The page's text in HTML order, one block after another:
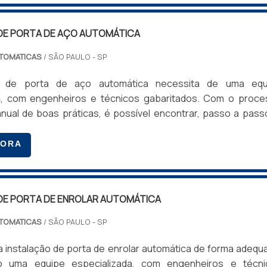
e fazemos testes de funcionamento para garantir que
SUAVE
escolha um fornecedor confiável. A Casa das portas
portão até a manutenção pós-instalação.
prolongar a vida útil do seu portão automático.
lubrificação das partes móveis.
DE PORTÕES AUTOMÁTICOS?
e as especificações do sistema de automação.
PORTA DE AÇO AUTOMÁTICA
/ SÃO PAULO - SP
de porta de aço automática necessita de uma
com engenheiros e técnicos gabaritados. Com o
de boas práticas, é possível encontrar, passo a
e acabamentos adequados.O manual de
ISO 9001:2000 e, por isso, está de acordo com todas
PORTA DE ENROLAR AUTOMÁTICA
/ SÃO PAULO - SP
instalação de porta de enrolar automática de forma
uma equipe especializada, com engenheiros e